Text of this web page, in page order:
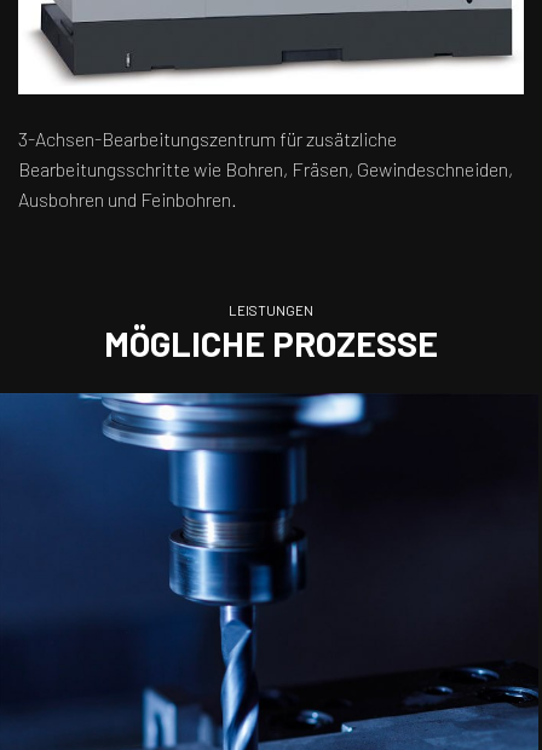
3-Achsen-Bearbeitungszentrum für zusätzliche
Bearbeitungsschritte wie Bohren, Fräsen, Gewindeschneiden,
Ausbohren und Feinbohren.
LEISTUNGEN
MÖGLICHE PROZESSE